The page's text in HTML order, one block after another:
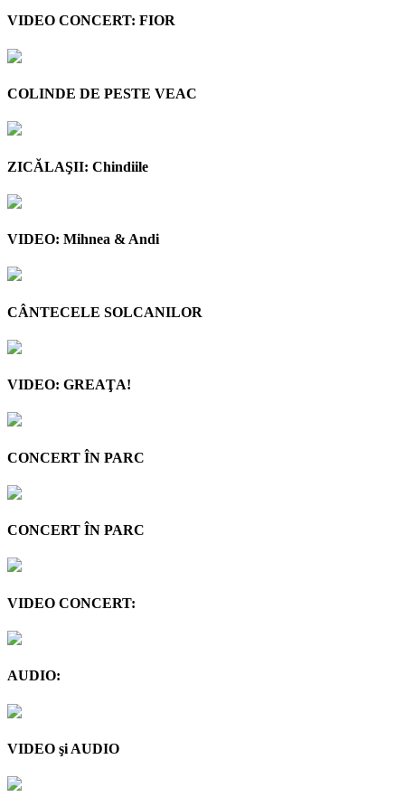
VIDEO CONCERT: FIOR
COLINDE DE PESTE VEAC
ZICĂLAŞII: Chindiile
VIDEO: Mihnea & Andi
CÂNTECELE SOLCANILOR
VIDEO: GREAŢA!
CONCERT ÎN PARC
CONCERT ÎN PARC
VIDEO CONCERT:
AUDIO:
VIDEO şi AUDIO